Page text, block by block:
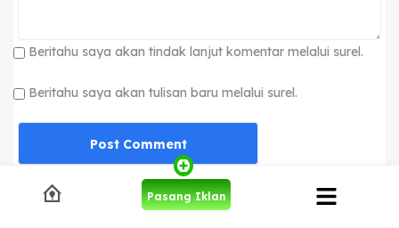
Beritahu saya akan tindak lanjut komentar melalui surel.
Beritahu saya akan tulisan baru melalui surel.
Pasang Iklan